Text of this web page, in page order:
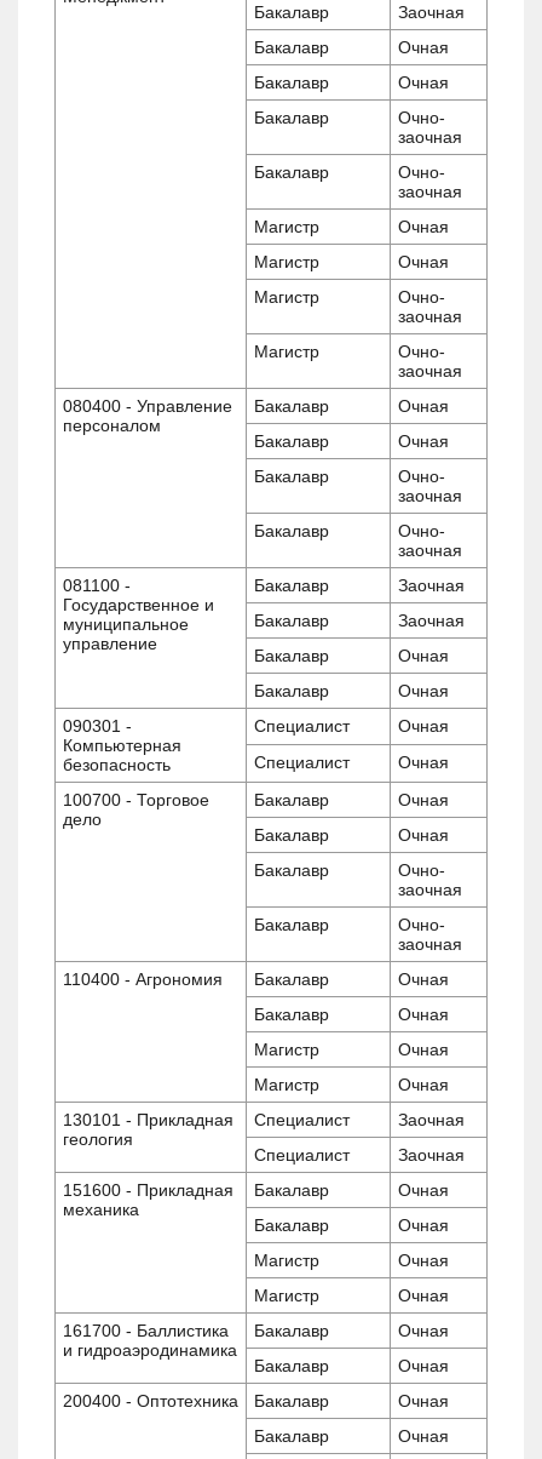
Бакалавр
Заочная
Бакалавр
Очная
Бакалавр
Очная
Бакалавр
Очно-
заочная
Бакалавр
Очно-
заочная
Магистр
Очная
Магистр
Очная
Магистр
Очно-
заочная
Магистр
Очно-
заочная
080400 - Управление
персоналом
Бакалавр
Очная
Бакалавр
Очная
Бакалавр
Очно-
заочная
Бакалавр
Очно-
заочная
081100 -
Государственное и
муниципальное
управление
Бакалавр
Заочная
Бакалавр
Заочная
Бакалавр
Очная
Бакалавр
Очная
090301 -
Компьютерная
безопасность
Специалист
Очная
Специалист
Очная
100700 - Торговое
дело
Бакалавр
Очная
Бакалавр
Очная
Бакалавр
Очно-
заочная
Бакалавр
Очно-
заочная
110400 - Агрономия
Бакалавр
Очная
Бакалавр
Очная
Магистр
Очная
Магистр
Очная
130101 - Прикладная
геология
Специалист
Заочная
Специалист
Заочная
151600 - Прикладная
механика
Бакалавр
Очная
Бакалавр
Очная
Магистр
Очная
Магистр
Очная
161700 - Баллистика
и гидроаэродинамика
Бакалавр
Очная
Бакалавр
Очная
200400 - Оптотехника
Бакалавр
Очная
Бакалавр
Очная